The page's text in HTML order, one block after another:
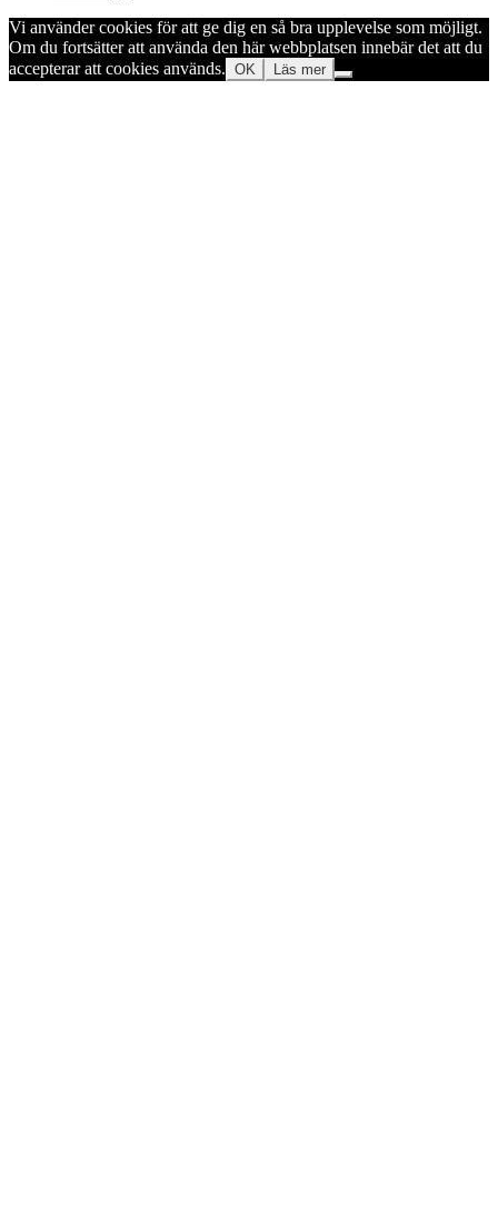
Vi använder cookies för att ge dig en så bra upplevelse som möjligt.
Om du fortsätter att använda den här webbplatsen innebär det att du
accepterar att cookies används. OK Läs mer